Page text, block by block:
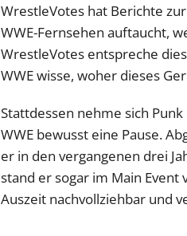
WrestleVotes hat Berichte
WWE-Fernsehen auftaucht,
WrestleVotes entspreche
WWE wisse, woher dieses
Stattdessen nehme sich
WWE bewusst eine Pause.
er in den vergangenen drei
stand er sogar im Main Event
Auszeit nachvollziehbar und